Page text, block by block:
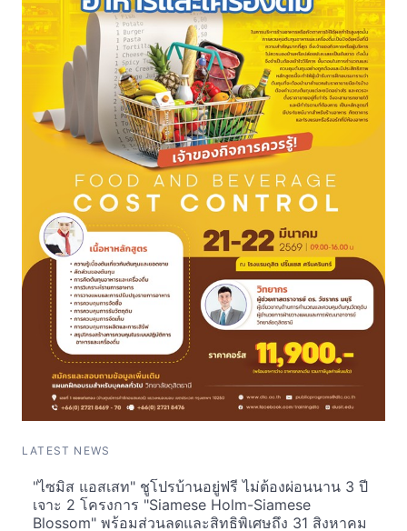
LATEST NEWS
"ไซมิส แอสเสท" ชูโปรบ้านอยู่ฟรี ไม่ต้องผ่อนนาน 3 ปี
เจาะ 2 โครงการ "Siamese Holm-Siamese
Blossom" พร้อมส่วนลดและสิทธิพิเศษถึง 31 สิงหาคม